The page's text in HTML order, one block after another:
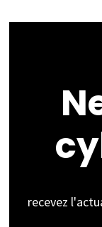
recevez